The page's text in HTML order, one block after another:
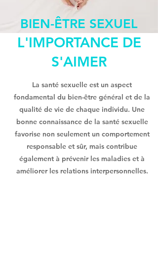
BIEN-ÊTRE SEXUEL
L'IMPORTANCE DE
S'AIMER
La santé sexuelle est un aspect
fondamental du bien-être général et de la
qualité de vie de chaque individu. Une
bonne connaissance de la santé sexuelle
favorise non seulement un comportement
responsable et sûr, mais contribue
également à prévenir les maladies et à
améliorer les relations interpersonnelles.